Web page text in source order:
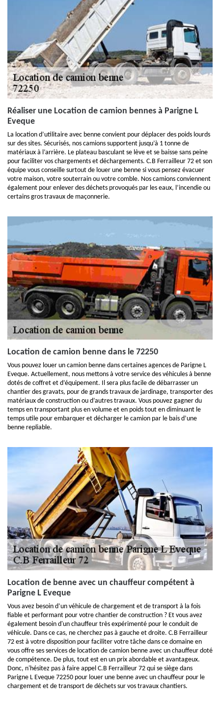
Réaliser une Location de camion bennes à Parigne L
Eveque
La location d’utilitaire avec benne convient pour déplacer des poids lourds
sur des sites. Sécurisés, nos camions supportent jusqu’à 1 tonne de
matériaux à l’arrière. Le plateau basculant se lève et se baisse sans peine
pour faciliter vos chargements et déchargements. C.B Ferrailleur 72 et son
équipe vous conseille surtout de louer une benne si vous pensez évacuer
votre maison, votre souterrain ou votre comble. Nos camions conviennent
également pour enlever des déchets provoqués par les eaux, l’incendie ou
certains gros travaux de maçonnerie.
Location de camion benne dans le 72250
Vous pouvez louer un camion benne dans certaines agences de Parigne L
Eveque. Actuellement, nous mettons à votre service des véhicules à benne
dotés de coffret et d’équipement. Il sera plus facile de débarrasser un
chantier des gravats, pour de grands travaux de jardinage, transporter des
matériaux de construction ou d’autres travaux. Vous pouvez gagner du
temps en transportant plus en volume et en poids tout en diminuant le
temps utile pour embarquer et décharger le camion par le bais d’une
benne repliable.
Location de benne avec un chauffeur compétent à
Parigne L Eveque
Vous avez besoin d’un véhicule de chargement et de transport à la fois
fiable et performant pour votre chantier de construction ? Et vous avez
également besoin d'un chauffeur très expérimenté pour le conduit de
véhicule. Dans ce cas, ne cherchez pas à gauche et droite. C.B Ferrailleur
72 est à votre disposition pour faciliter votre tâche dans ce domaine en
vous offre ses services de location de camion benne avec un chauffeur doté
de compétence. De plus, tout est en un prix abordable et avantageux.
Donc, n'hésitez pas à faire appel C.B Ferrailleur 72 qui se siège dans
Parigne L Eveque 72250 pour louer une benne avec un chauffeur pour le
chargement et de transport de déchets sur vos travaux chantiers.